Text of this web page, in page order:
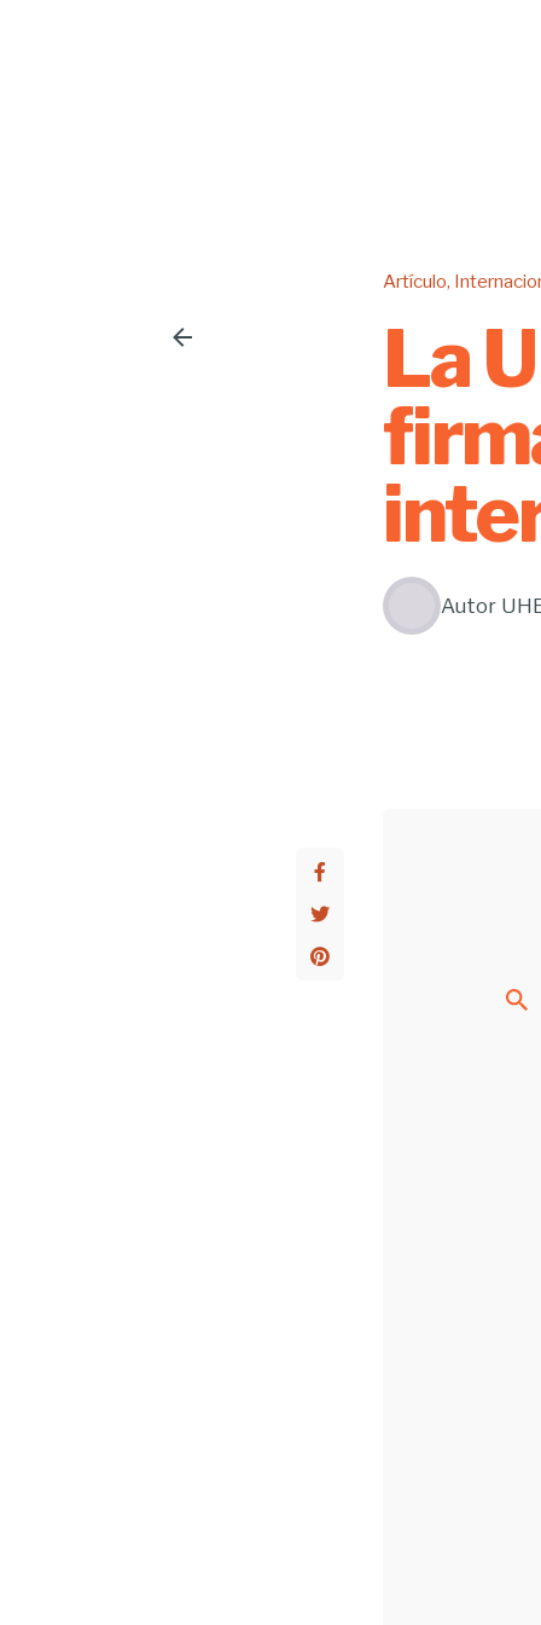
Artículo
La
Autor